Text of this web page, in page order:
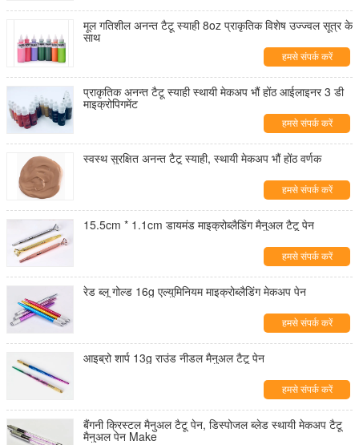
मूल गतिशील अनन्त टैटू स्याही 8oz प्राकृतिक विशेष उज्ज्वल सूत्र के
साथ
हमसे संपर्क करें
प्राकृतिक अनन्त टैटू स्याही स्थायी मेकअप भौं होंठ आईलाइनर 3 डी
माइक्रोपिगमेंट
हमसे संपर्क करें
स्वस्थ सुरक्षित अनन्त टैटू स्याही, स्थायी मेकअप भौं होंठ वर्णक
हमसे संपर्क करें
15.5cm * 1.1cm डायमंड माइक्रोब्लैडिंग मैनुअल टैटू पेन
हमसे संपर्क करें
रेड ब्लू गोल्ड 16g एल्युमिनियम माइक्रोब्लैडिंग मेकअप पेन
हमसे संपर्क करें
आइब्रो शार्प 13g राउंड नीडल मैनुअल टैटू पेन
हमसे संपर्क करें
बैंगनी क्रिस्टल मैनुअल टैटू पेन, डिस्पोजल ब्लेड स्थायी मेकअप टैटू
मैनुअल पेन Make